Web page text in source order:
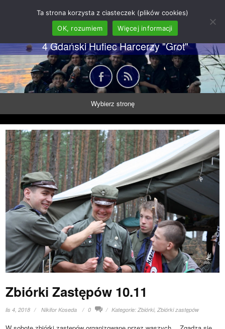
62 GDH "Orkan" im. gen.
Stanisława Sosabowskiego
4 Gdański Hufiec Harcerzy "Grot"
Wybierz stronę
Zbiórki Zastępów 10.11
lis 4, 2018 Nikifor Koseda 0 Kategorie:Zbiórki,Zbiórki zastępów
Ta strona korzysta z ciasteczek (plików cookies)
OK, rozumiem
Więcej informacji